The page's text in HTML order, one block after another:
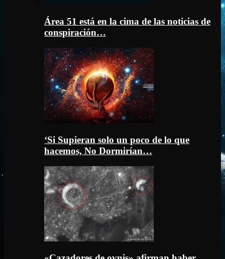
Área 51 está en la cima de las noticias de
conspiración…
‘Si Supieran solo un poco de lo que
hacemos, No Dormirían…